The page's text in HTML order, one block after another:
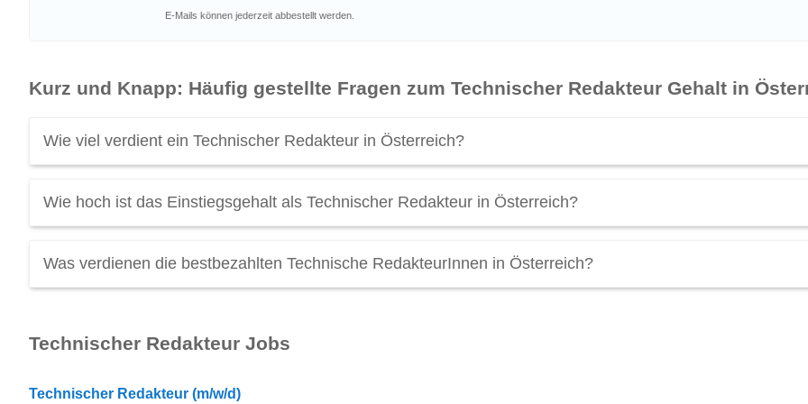
E-Mails können jederzeit abbestellt werden.
Kurz und Knapp: Häufig gestellte Fragen zum Technischer Redakteur Gehalt in
Wie viel verdient ein Technischer Redakteur in Österreich?
Verdienen Sie als Technischer Redakteur genug? Schauen Sie das Technischer Redakteur Gehalt mal genauer an!
Wie hoch ist das Einstiegsgehalt als Technischer Redakteur in Österreich?
Was verdienen die bestbezahlten Technische RedakteurInnen in Österreich?
Technischer Redakteur Jobs
Technischer Redakteur (m/w/d)